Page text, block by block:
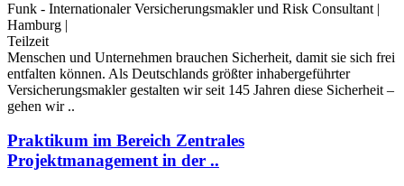
Funk - Internationaler Versicherungsmakler und Risk Consultant |
Hamburg |
Teilzeit
Menschen und Unternehmen brauchen Sicherheit, damit sie sich frei
entfalten können. Als Deutschlands größter inhabergeführter
Versicherungsmakler gestalten wir seit 145 Jahren diese Sicherheit –
gehen wir ..
Praktikum im Bereich Zentrales
Projektmanagement in der ..